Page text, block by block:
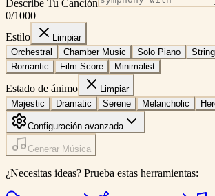
Describe Tu Canción
0/1000
Estilo
Limpiar
Orchestral
Chamber Music Solo Piano
Romantic
Film Score Minimalist
Estado de ánimo
Limpiar
Majestic
Dramatic Serene Melancholic
Configuración avanzada
Generar Música
¿Necesitas ideas? Prueba estas herramientas: